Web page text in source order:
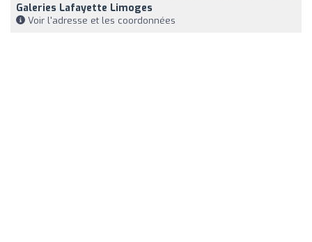
Galeries Lafayette Limoges
Voir l'adresse et les coordonnées